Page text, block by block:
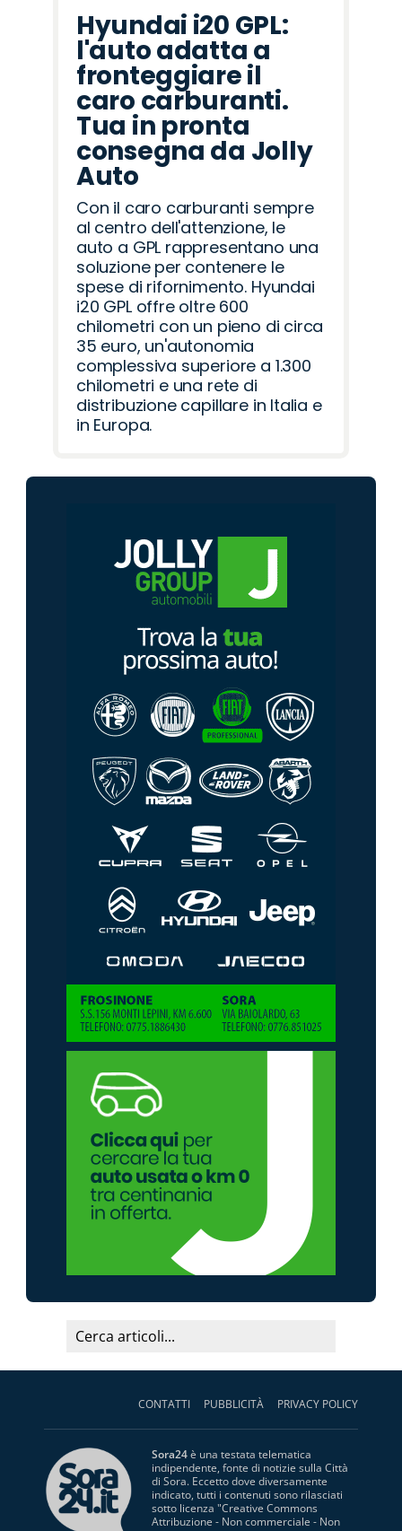
Hyundai i20 GPL:
l'auto adatta a
fronteggiare il
caro carburanti.
Tua in pronta
consegna da Jolly
Auto
Con il caro carburanti sempre
al centro dell'attenzione, le
auto a GPL rappresentano una
soluzione per contenere le
spese di rifornimento. Hyundai
i20 GPL offre oltre 600
chilometri con un pieno di circa
35 euro, un'autonomia
complessiva superiore a 1.300
chilometri e una rete di
distribuzione capillare in Italia e
in Europa.
CONTATTI PUBBLICITÀ PRIVACY POLICY
Sora24è una testata telematica
indipendente, fonte di notizie sulla Città
di Sora. Eccetto dove diversamente
indicato, tutti i contenuti sono rilasciati
sotto licenza "Creative Commons
Attribuzione - Non commerciale - Non